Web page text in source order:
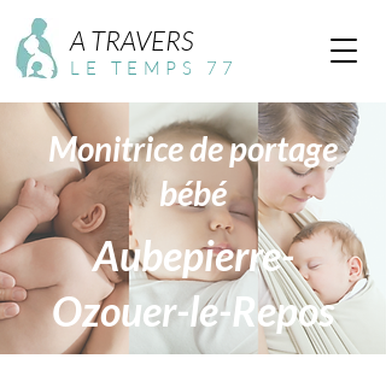
LE TEMPS 77
A TRAVERS
Monitrice de portage
bébé
Aubepierre-
Ozouer-le-Repos